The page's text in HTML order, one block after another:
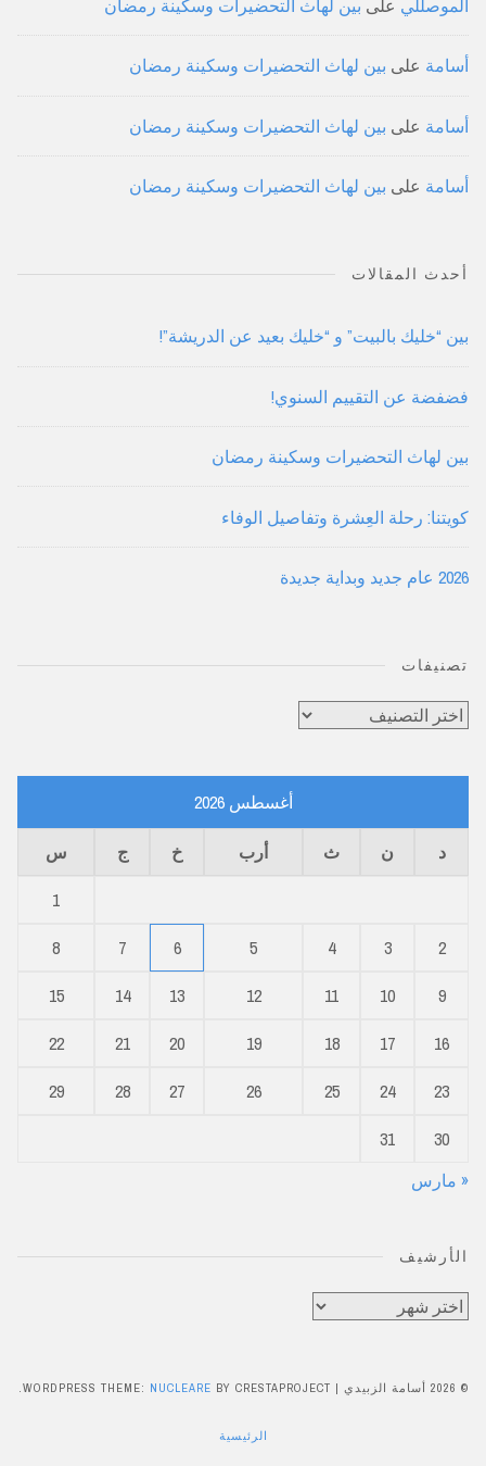
الموصللي على بين لهاث التحضيرات وسكينة رمضان
أسامة على بين لهاث التحضيرات وسكينة رمضان
أسامة على بين لهاث التحضيرات وسكينة رمضان
أسامة على بين لهاث التحضيرات وسكينة رمضان
أحدث المقالات
بين “خليك بالبيت” و “خليك بعيد عن الدريشة”!
فضفضة عن التقييم السنوي!
بين لهاث التحضيرات وسكينة رمضان
كويتنا: رحلة العِشرة وتفاصيل الوفاء
2026 عام جديد وبداية جديدة
تصنيفات
تصنيفات
أغسطس 2026
د ن ث أرب خ ج
س
1
2
3
4
5
6
7
8
9
10
11
12
13
14
15
16
17
18
19
20
21
22
23
24
25
26
27
28
29
30
31
« مارس
الأرشيف
الأرشيف
© 2026 أسامة الزبيدي |
WORDPRESS THEME: NUCLEARE BY CRESTAPROJECT.
الرئيسية